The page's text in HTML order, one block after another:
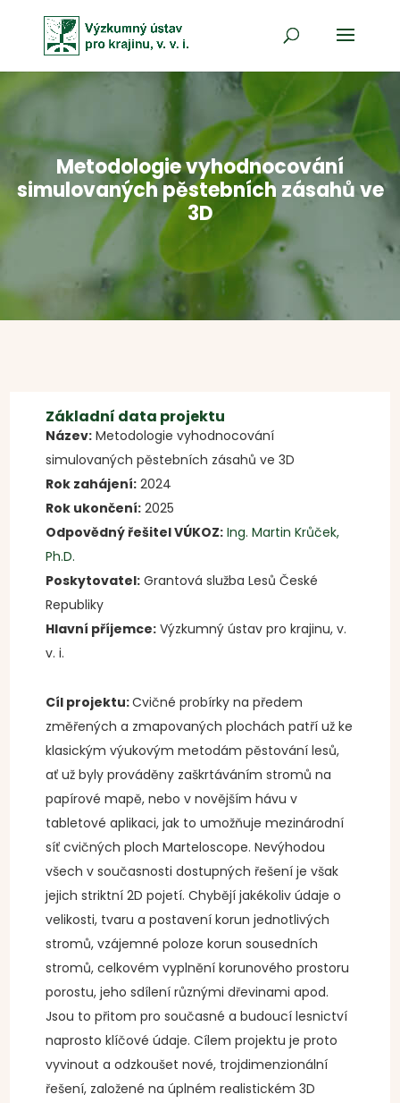
Metodologie vyhodnocování
simulovaných pěstebních zásahů ve
3D
Základní data projektu
Název: Metodologie vyhodnocování
simulovaných pěstebních zásahů ve 3D
Rok zahájení: 2024
Rok ukončení: 2025
Odpovědný řešitel VÚKOZ: Ing. Martin Krůček,
Ph.D.
Poskytovatel: Grantová služba Lesů České
Republiky
Hlavní příjemce: Výzkumný ústav pro krajinu, v.
v. i.
Cíl projektu:Cvičné probírky na předem
změřených a zmapovaných plochách patří už ke
klasickým výukovým metodám pěstování lesů,
ať už byly prováděny zaškrtáváním stromů na
papírové mapě, nebo v novějším hávu v
tabletové aplikaci, jak to umožňuje mezinárodní
síť cvičných ploch Marteloscope. Nevýhodou
všech v současnosti dostupných řešení je však
jejich striktní 2D pojetí. Chybějí jakékoliv údaje o
velikosti, tvaru a postavení korun jednotlivých
stromů, vzájemné poloze korun sousedních
stromů, celkovém vyplnění korunového prostoru
porostu, jeho sdílení různými dřevinami apod.
Jsou to přitom pro současné a budoucí lesnictví
naprosto klíčové údaje. Cílem projektu je proto
vyvinout a odzkoušet nové, trojdimenzionální
řešení, založené na úplném realistickém 3D